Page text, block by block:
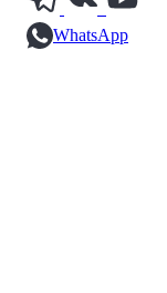
WhatsApp